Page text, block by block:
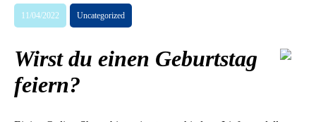
11/04/2022 Uncategorized
Wirst du einen Geburtstag
feiern?